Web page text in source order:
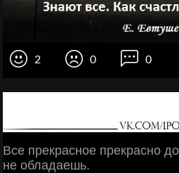
2 0 0
Все прекрасное прекрасно
не обладаешь.